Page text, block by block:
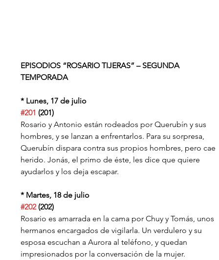
EPISODIOS “ROSARIO TIJERAS” – SEGUNDA
TEMPORADA
* Lunes, 17 de julio
#201 (201)
Rosario y Antonio están rodeados por Querubín y sus
hombres, y se lanzan a enfrentarlos. Para su sorpresa,
Querubín dispara contra sus propios hombres, pero cae
herido. Jonás, el primo de éste, les dice que quiere
ayudarlos y los deja escapar.
* Martes, 18 de julio
#202 (202)
Rosario es amarrada en la cama por Chuy y Tomás, unos
hermanos encargados de vigilarla. Un verdulero y su
esposa escuchan a Aurora al teléfono, y quedan
impresionados por la conversación de la mujer.